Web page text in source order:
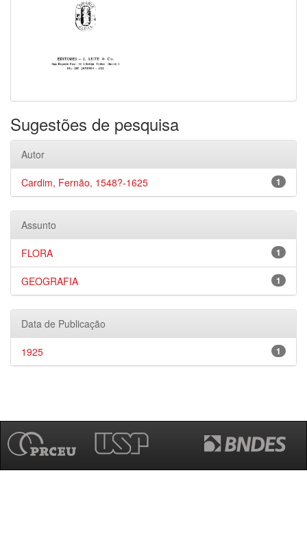
Sugestões de pesquisa
Autor
1
Cardim, Fernão, 1548?-1625
Assunto
1
FLORA
1
GEOGRAFIA
Data de Publicação
1
1925